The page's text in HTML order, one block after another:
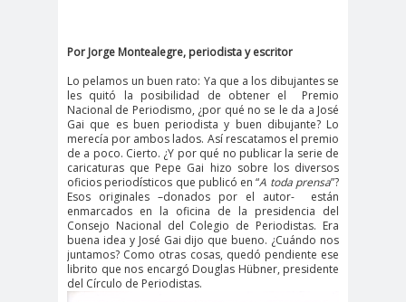
#DerechosFundam
entales
#Destaca
do
#Destacado
#Importante
#Destacado #Importante
#Noticias #Asamblea
#Colegiodeperiodistas
#Destacado #Importante
#Noticias #CongresoNacional
#Colegiodeperiodistas
#Destacado #Importante
Por Jorge Montealegre, periodista y escritor
Lo pelamos un buen rato: Ya que a los dibujantes se
les quitó la posibilidad de obtener el
Premio
Nacional de Periodismo, ¿por qué no se le da a José
Gai que es buen periodista y buen dibujante? Lo
merecía por ambos lados. Así rescatamos el premio
de a poco. Cierto. ¿Y por qué no publicar la serie de
caricaturas que Pepe Gai hizo sobre los diversos
oficios periodísticos que publicó en “A toda prensa”?
Esos originales –donados por el autor-
están
enmarcados en la oficina de la presidencia del
Consejo Nacional del Colegio de Periodistas. Era
buena idea y José Gai dijo que bueno. ¿Cuándo nos
juntamos? Como otras cosas, quedó pendiente ese
librito que nos encargó Douglas Hübner, presidente
del Círculo de Periodistas.